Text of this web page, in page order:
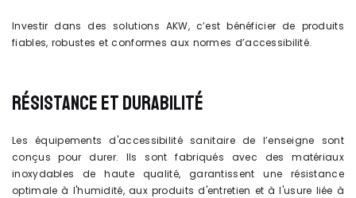
Investir dans des solutions AKW, c’est bénéficier de produits
fiables, robustes et conformes aux normes d’accessibilité.
RÉSISTANCE ET DURABILITÉ
Les équipements d'accessibilité sanitaire de l’enseigne sont
conçus pour durer. Ils sont fabriqués avec des matériaux
inoxydables de haute qualité, garantissent une résistance
optimale à l'humidité, aux produits d'entretien et à l'usure liée à